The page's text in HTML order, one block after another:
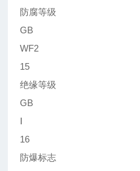
防腐等级
GB
WF2
15
绝缘等级
GB
Ⅰ
16
防爆标志